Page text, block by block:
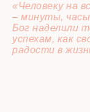
«Человеку на
– минуты,
Бог наделили
успехам, как
радости в